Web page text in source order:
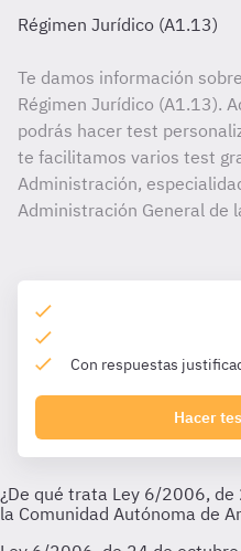
Régimen Jurídico (A1.13)
Te damos información
Régimen Jurídico (A1.13).
podrás hacer test
te facilitamos varios test
Administración,
Administración General de
Con respuestas
Hacer